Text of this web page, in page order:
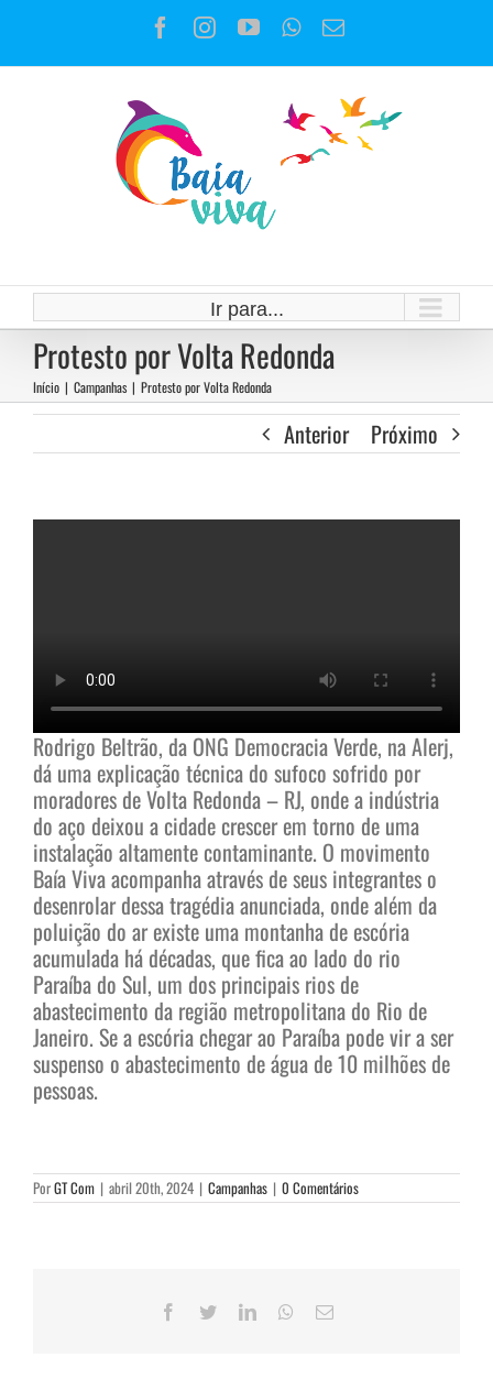
o
Facebook
Instagram
YouTubeWhatsApp
E-
Ir para...
Protesto por Volta Redonda
Início | Campanhas | Protesto por Volta Redonda
Anterior Próximo
Rodrigo Beltrão, da ONG Democracia Verde, na Alerj,
dá uma explicação técnica do sufoco sofrido por
moradores de Volta Redonda – RJ, onde a indústria
do aço deixou a cidade crescer em torno de uma
instalação altamente contaminante. O movimento
Baía Viva acompanha através de seus integrantes o
desenrolar dessa tragédia anunciada, onde além da
poluição do ar existe uma montanha de escória
acumulada há décadas, que fica ao lado do rio
Paraíba do Sul, um dos principais rios de
abastecimento da região metropolitana do Rio de
Janeiro. Se a escória chegar ao Paraíba pode vir a ser
suspenso o abastecimento de água de 10 milhões de
pessoas.
PorGT Com | abril 20th, 2024 | Campanhas | 0 Comentários
Facebook
TwitterLinkedInWhatsApp
E-